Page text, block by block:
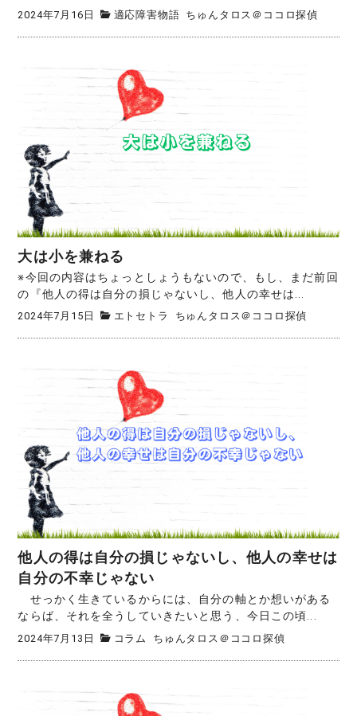
2024年7月16日 適応障害物語 ちゅんタロス＠ココロ探偵
大は小を兼ねる
※今回の内容はちょっとしょうもないので、もし、まだ前回
の『他人の得は自分の損じゃないし、他人の幸せは...
2024年7月15日 エトセトラ ちゅんタロス＠ココロ探偵
他人の得は自分の損じゃないし、他人の幸せは
自分の不幸じゃない
せっかく生きているからには、自分の軸とか想いがある
ならば、それを全うしていきたいと思う、今日この頃...
2024年7月13日 コラム ちゅんタロス＠ココロ探偵